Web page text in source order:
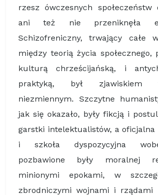
rzesz ówczesnych społeczeństw
ani też nie przeniknęła
Schizofreniczny, trwający całe
między teorią życia społecznego,
kulturą chrześcijańską, i
praktyką, był zjawiskiem
niezmiennym. Szczytne
jak się okazało, były fikcją i
garstki intelektualistów, a oficjalna
i szkoła dyspozycyjna
pozbawione były moralnej
minionymi epokami, w
zbrodniczymi wojnami i rządami